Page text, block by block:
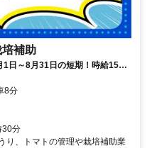
補助
1日～8月31日の短期！時給1500
8分
30分
り、トマトの管理や栽培補助業